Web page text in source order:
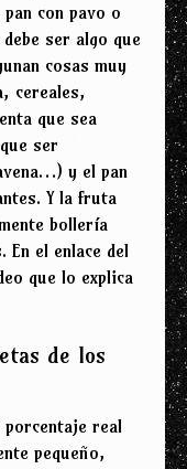
con pavo o
ser algo que
cosas muy
cereales,
que sea
ser
y el pan
Y la fruta
bollería
el enlace del
que lo explica
de los
porcentaje real
pequeño,